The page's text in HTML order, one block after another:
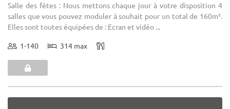
Salle des fêtes : Nous mettons chaque jour à votre disposition 4
salles que vous pouvez moduler à souhait pour un total de 160m².
Elles sont toutes équipées de : Ecran et vidéo ...
1-140 314 max